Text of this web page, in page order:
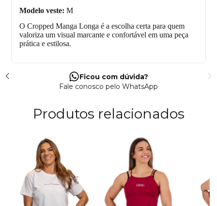
Modelo veste: M
O Cropped Manga Longa é a escolha certa para quem
valoriza um visual marcante e confortável em uma peça
prática e estilosa.
Ficou com dúvida?
Fale conosco pelo WhatsApp
Produtos relacionados